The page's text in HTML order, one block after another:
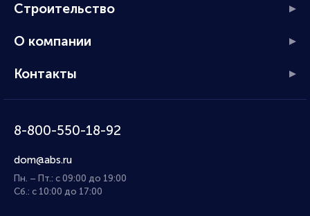
Строительство
О компании
Контакты
8-800-550-18-92
dom@abs.ru
Пн. – Пт.: с 09:00 до 19:00
Сб.: с 10:00 до 17:00